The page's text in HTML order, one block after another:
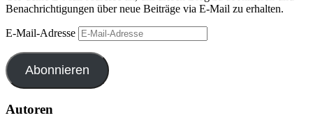
Benachrichtigungen über neue Beiträge via E-Mail zu erhalten.
E-Mail-Adresse
Abonnieren
Autoren